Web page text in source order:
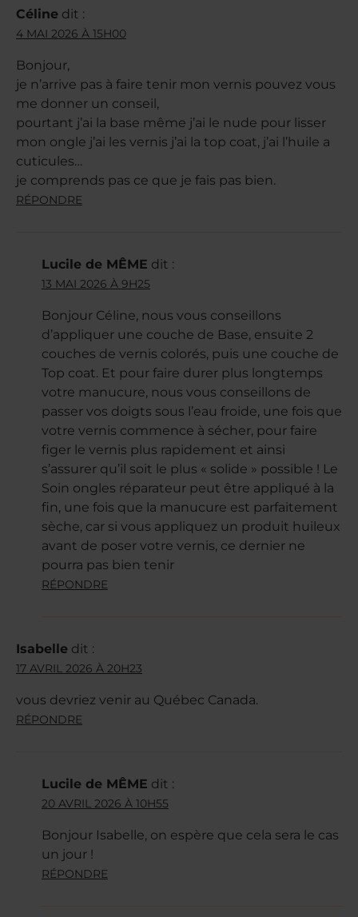
Céline dit :
4 MAI 2026 À 15H00
Bonjour,
je n’arrive pas à faire tenir mon vernis pouvez vous
me donner un conseil,
pourtant j’ai la base même j’ai le nude pour lisser
mon ongle j’ai les vernis j’ai la top coat, j’ai l’huile a
cuticules…
je comprends pas ce que je fais pas bien.
RÉPONDRE
Lucile de MÊME dit :
13 MAI 2026 À 9H25
Bonjour Céline, nous vous conseillons
d’appliquer une couche de Base, ensuite 2
couches de vernis colorés, puis une couche de
Top coat. Et pour faire durer plus longtemps
votre manucure, nous vous conseillons de
passer vos doigts sous l’eau froide, une fois que
votre vernis commence à sécher, pour faire
figer le vernis plus rapidement et ainsi
s’assurer qu’il soit le plus « solide » possible ! Le
Soin ongles réparateur peut être appliqué à la
fin, une fois que la manucure est parfaitement
sèche, car si vous appliquez un produit huileux
avant de poser votre vernis, ce dernier ne
pourra pas bien tenir
RÉPONDRE
Isabelle dit :
17 AVRIL 2026 À 20H23
vous devriez venir au Québec Canada.
RÉPONDRE
Lucile de MÊME dit :
20 AVRIL 2026 À 10H55
Bonjour Isabelle, on espère que cela sera le cas
un jour !
RÉPONDRE